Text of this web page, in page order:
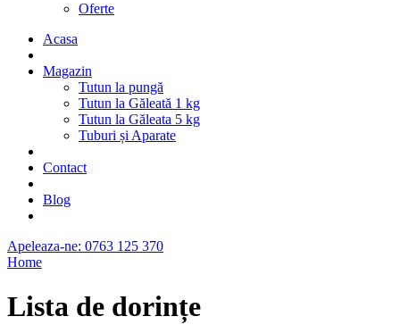
Oferte
Acasa
Magazin
Tutun la pungă
Tutun la Găleată 1 kg
Tutun la Găleata 5 kg
Tuburi și Aparate
Contact
Blog
Apeleaza-ne: 0763 125 370
Home
Lista de dorințe